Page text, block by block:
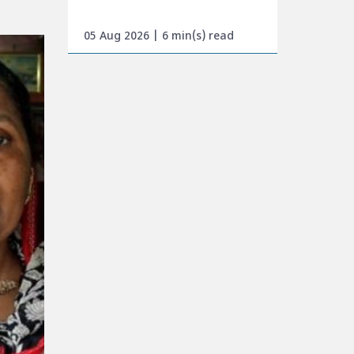
05 Aug 2026 | 6 min(s) read